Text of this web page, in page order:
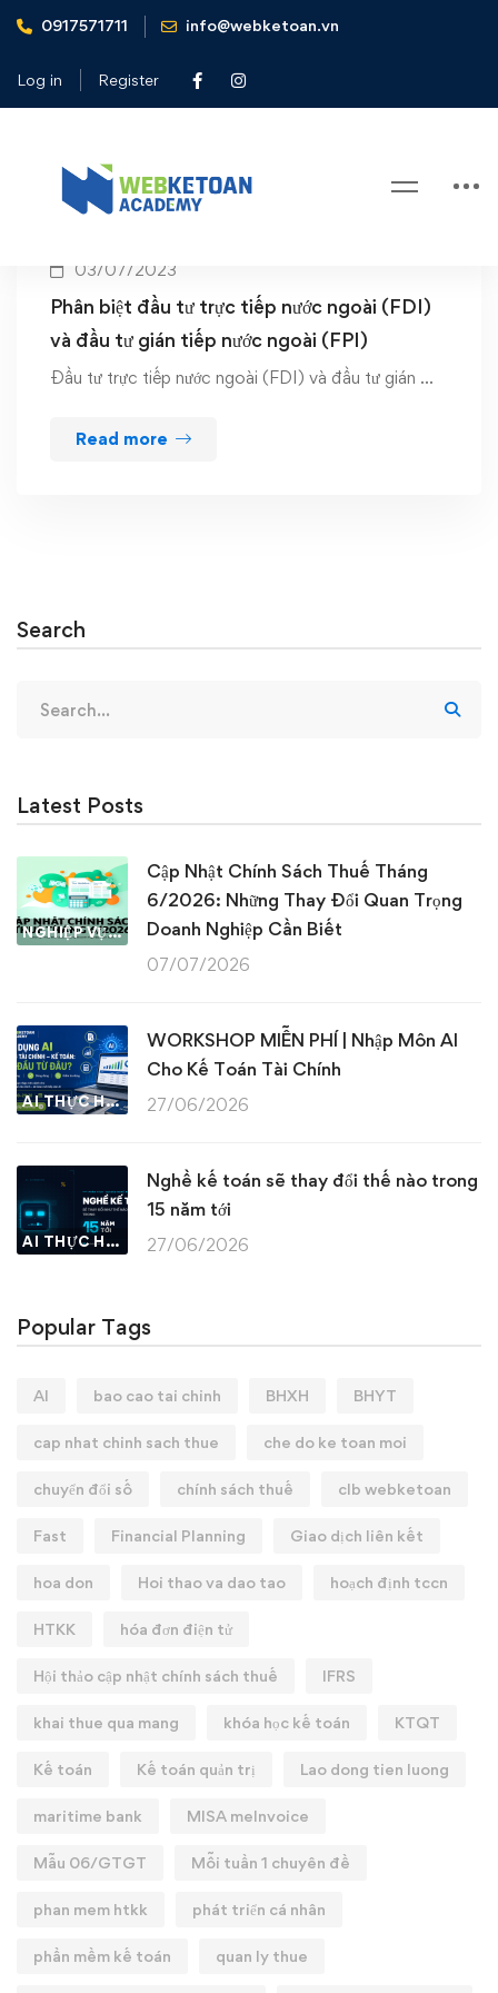
0917571711 info@webketoan.vn
Log in Register
Home FPI
Tag: FPI
03/07/2023
Phân biệt đầu tư trực tiếp nước ngoài (FDI)
và đầu tư gián tiếp nước ngoài (FPI)
Đầu tư trực tiếp nước ngoài (FDI) và đầu tư gián …
Read more
Search
for:
Latest Posts
NGHIỆP VỤ KẾ TOÁN & THUẾ
Cập Nhật Chính Sách Thuế Tháng
6/2026: Những Thay Đổi Quan Trọng
Doanh Nghiệp Cần Biết
07/07/2026
AI THỰC HÀNH
WORKSHOP MIỄN PHÍ | Nhập Môn AI
Cho Kế Toán Tài Chính
27/06/2026
AI THỰC HÀNH
Nghề kế toán sẽ thay đổi thế nào trong
15 năm tới
27/06/2026
Popular Tags
AI bao cao tai chinh BHXH BHYT
cap nhat chinh sach thue che do ke toan moi
chuyển đổi số chính sách thuế clb webketoan
Fast Financial Planning Giao dịch liên kết
hoa don Hoi thao va dao tao hoạch định tccn
HTKK hóa đơn điện tử
Hội thảo cập nhật chính sách thuế IFRS
khai thue qua mang khóa học kế toán KTQT
Kế toán Kế toán quản trị Lao dong tien luong
maritime bank MISA meInvoice
Mẫu 06/GTGT Mỗi tuần 1 chuyên đề
phan mem htkk phát triển cá nhân
phần mềm kế toán quan ly thue